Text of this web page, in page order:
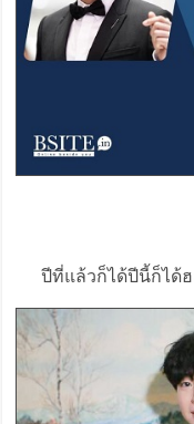
ปีที่แล้วก็ได้ปีนี้ก็ได้ฮ